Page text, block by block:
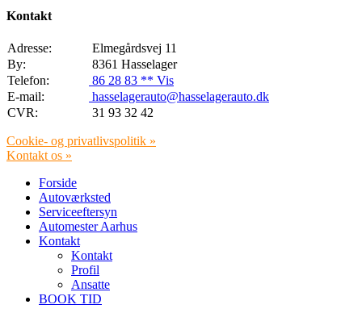
Kontakt
Adresse:
Elmegårdsvej 11
By:
8361 Hasselager
Telefon:
86 28 83 ** Vis
E-mail:
hasselagerauto@hasselagerauto.dk
CVR:
31 93 32 42
Cookie- og privatlivspolitik »
Kontakt os »
Forside
Autoværksted
Serviceeftersyn
Automester Aarhus
Kontakt
Kontakt
Profil
Ansatte
BOOK TID